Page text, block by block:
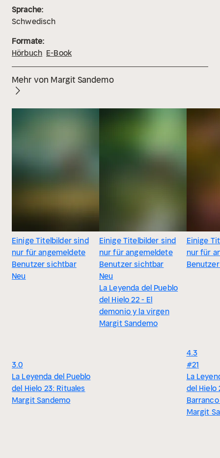
Sprache:
Schwedisch
Formate:
Hörbuch E-Book
Mehr von Margit Sandemo
Einige Titelbilder sind
nur für angemeldete
Benutzer sichtbar
Neu
3.0
La Leyenda del Pueblo
del Hielo 23: Rituales
Margit Sandemo
Einige Titelbilder sind
nur für angemeldete
Benutzer sichtbar
Neu
La Leyenda del Pueblo
del Hielo 22 - El
demonio y la virgen
Margit Sandemo
Einige
nur für
4.3
#21
La
del Hielo
Margit